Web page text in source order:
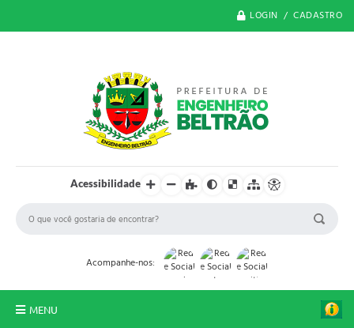
LOGIN / CADASTRO
Acessibilidade
Acompanhe-nos:
MENU